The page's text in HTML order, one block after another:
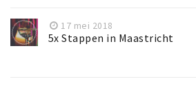
17 mei 2018
5x Stappen in Maastricht